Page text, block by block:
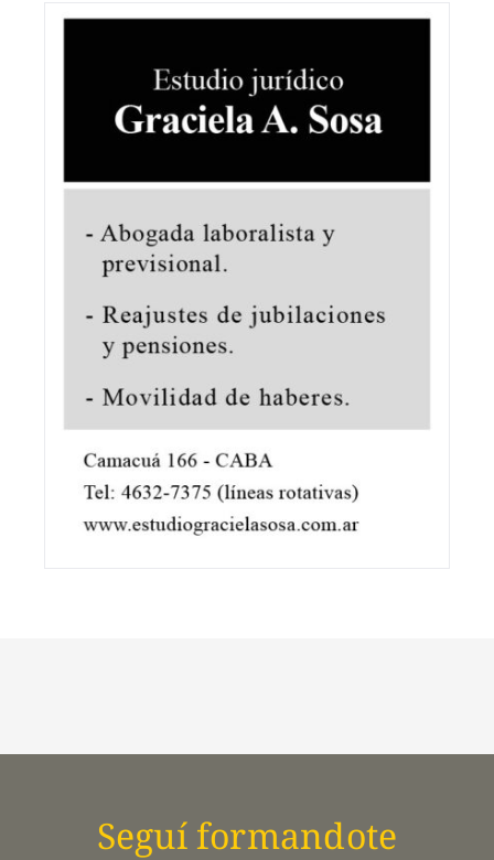
Seguí formandote